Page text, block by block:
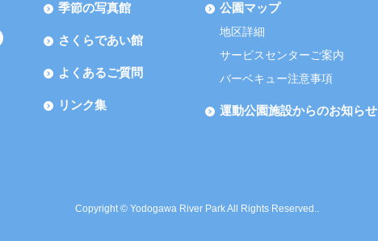
季節の写真館
さくらであい館
よくあるご質問
リンク集
公園マップ
地区詳細
サービスセンターご案内
バーベキュー注意事項
運動公園施設からのお知らせ
Copyright © Yodogawa River Park All Rights Reserved..